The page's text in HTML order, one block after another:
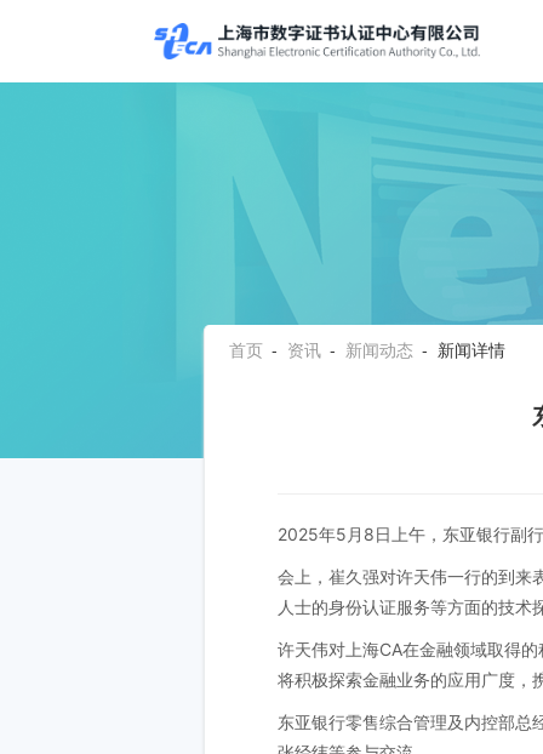
首页 - 资讯 - 新闻动态 - 新闻详情
2025年5月8日上午，东亚银行副
会上，崔久强对许天伟一行的到来
人士的身份认证服务等方面的技术
许天伟对上海CA在金融领域取得
将积极探索金融业务的应用广度，
东亚银行零售综合管理及内控部总